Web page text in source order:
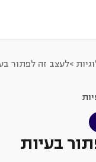
>לעצב זה לפתור
בעיות